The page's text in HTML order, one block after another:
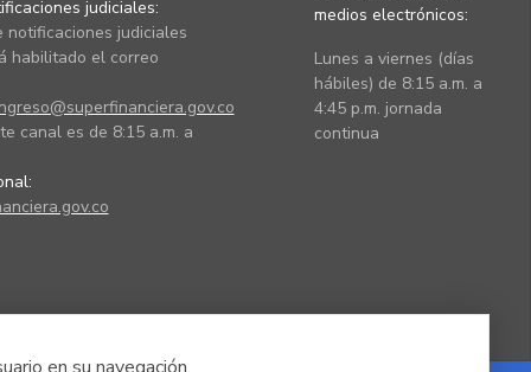
judiciales:
notificaciones judiciales
habilitado el correo
canal es de 8:15 a.m. a
medios electrónicos:
Lunes a viernes (días
hábiles) de 8:15 a.m. a
4:45 p.m. jornada
continua